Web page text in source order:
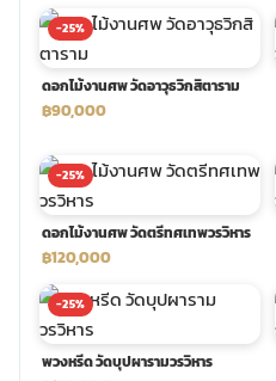
ดอกไม้ศพ
ดอกไม้งานศพ ส่งด่วน
ดอกไม้งานศพ กรุงเทพ
ดอกไม้งานศพ ปากคลองตลาด
ร้านดอกไม้งานศพ ใกล้ฉัน
พวงหรีดราคาถูก
พวงหรีดดอกไม้สด
พวงหรีดดอกไม้สด ราคาถูก
สั่งพวงหรีด ออนไลน์
ส่งพวงหรีด ด่วน กรุงเทพ
มรุ ราคาถูก
ม้หน้าเมรุ
ระดับเมรุ
มรุ ออนไลน์
มรุ ส่งด่วน
พวงหรีดพัดลม แบบสวยๆ
จัดงานศพ ราคาถูก
-25%
ดอกไม้งานศพ วัดอาวุธวิกสิตาราม
฿90,000
-25%
ดอกไม้งานศพ วัดตรีทศเทพวรวิหาร
฿120,000
-25%
พวงหรีด วัดบุปผารามวรวิหาร